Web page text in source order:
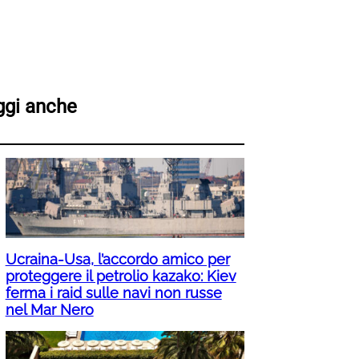
anche
Ucraina-Usa, l’accordo amico per
proteggere il petrolio kazako: Kiev
ferma i raid sulle navi non russe
nel Mar Nero